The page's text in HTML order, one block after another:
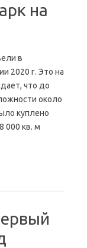
на
в
2020 г. Это на
что до
около
куплено
000 кв. м